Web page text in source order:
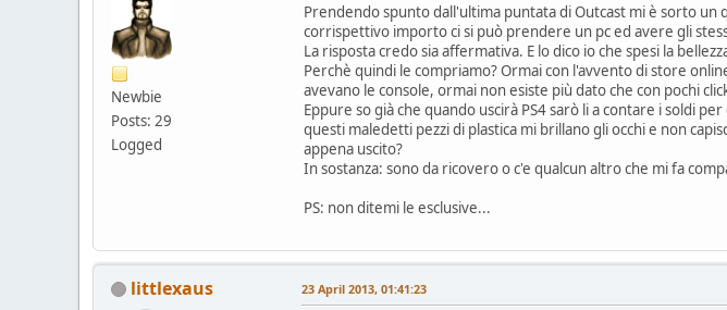
Newbie
Posts: 29
Logged
Prendendo spunto dall'ultima puntata di Outcast mi è sorto un
corrispettivo importo ci si può prendere un pc ed avere gli
La risposta credo sia affermativa. E lo dico io che spesi la
Perchè quindi le compriamo? Ormai con l'avvento di store
avevano le console, ormai non esiste più dato che con pochi
Eppure so già che quando uscirà PS4 sarò li a contare i soldi
questi maledetti pezzi di plastica mi brillano gli occhi e non
appena uscito?
In sostanza: sono da ricovero o c'e qualcun altro che mi fa
PS: non ditemi le esclusive...
littlexaus 23 April 2013, 01:41:23